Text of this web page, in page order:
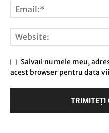
Salvați numele meu,
acest browser pentru data